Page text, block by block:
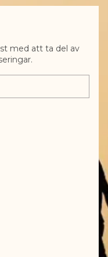
med att ta del av